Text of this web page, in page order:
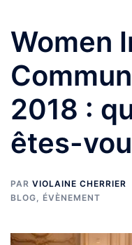
Women
2018 :
êtes-
PAR VIOLAINE CHERRIER
BLOG, ÉVÈNEMENT